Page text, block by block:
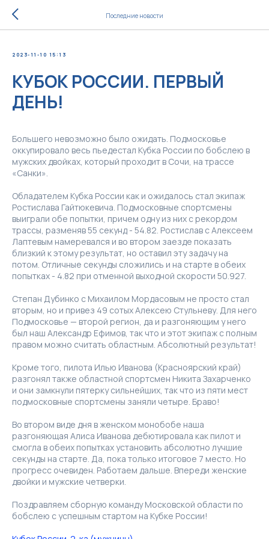
Последние новости
2023-11-10 15:13
КУБОК РОССИИ. ПЕРВЫЙ
ДЕНЬ!
Большего невозможно было ожидать. Подмосковье
оккупировало весь пьедестал Кубка России по бобслею в
мужских двойках, который проходит в Сочи, на трассе
«Санки».
Обладателем Кубка России как и ожидалось стал экипаж
Ростислава Гайтюкевича. Подмосковные спортсмены
выиграли обе попытки, причем одну из них с рекордом
трассы, разменяв 55 секунд - 54.82. Ростислав с Алексеем
Лаптевым намеревался и во втором заезде показать
близкий к этому результат, но оставил эту задачу на
потом. Отличные секунды сложились и на старте в обеих
попытках - 4.82 при отменной выходной скорости 50.927.
Степан Дубинко с Михаилом Мордасовым не просто стал
вторым, но и привез 49 сотых Алексею Стульневу. Для него
Подмосковье — второй регион, да и разгоняющим у него
был наш Александр Ефимов, так что и этот экипаж с полным
правом можно считать областным. Абсолютный результат!
Кроме того, пилота Илью Иванова (Красноярский край)
разгонял также областной спортсмен Никита Захарченко
и они замкнули пятерку сильнейших, так что из пяти мест
подмосковные спортсмены заняли четыре. Браво!
Во втором виде дня в женском монобобе наша
разгоняющая Алиса Иванова дебютировала как пилот и
смогла в обеих попытках установить абсолютно лучшие
секунды на старте. Да, пока только итоговое 7 место. Но
прогресс очевиден. Работаем дальше. Впереди женские
двойки и мужские четверки.
Поздравляем сборную команду Московской области по
бобслею с успешным стартом на Кубке России!